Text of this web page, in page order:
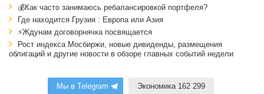
💰Как часто занимаюсь ребалансировкой портфеля?
Где находится Грузия : Европа или Азия
⚡Ждунам договорнячка посвящается
Рост индекса Мосбиржи, новые дивиденды, размещения
облигаций и другие новости в обзоре главных событий недели
Мы в Telegram Экономика 162 299